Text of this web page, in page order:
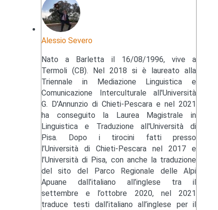
Alessio Severo
Nato a Barletta il 16/08/1996, vive a
Termoli (CB). Nel 2018 si è laureato alla
Triennale in Mediazione Linguistica e
Comunicazione Interculturale all'Università
G. D'Annunzio di Chieti-Pescara e nel 2021
ha conseguito la Laurea Magistrale in
Linguistica e Traduzione all'Università di
Pisa. Dopo i tirocini fatti presso
l’Università di Chieti-Pescara nel 2017 e
l’Università di Pisa, con anche la traduzione
del sito del Parco Regionale delle Alpi
Apuane dall’italiano all’inglese tra il
settembre e l’ottobre 2020, nel 2021
traduce testi dall’italiano all’inglese per il